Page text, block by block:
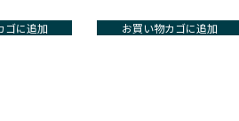
ゴに追加 お買い物カゴに追加